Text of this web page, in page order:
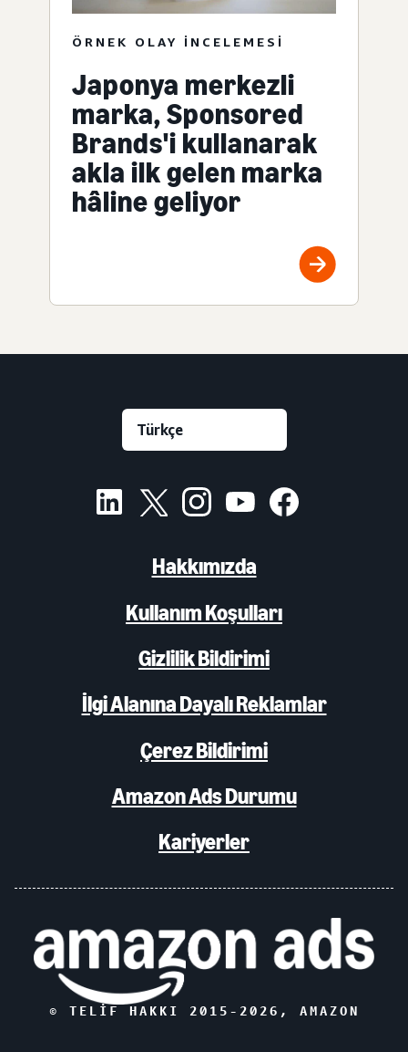
ÖRNEK OLAY INCELEMESI
Japonya merkezli
marka, Sponsored
Brands'i kullanarak
akla ilk gelen marka
hâline geliyor
Hakkımızda
Kullanım Koşulları
Gizlilik Bildirimi
İlgi Alanına Dayalı Reklamlar
Çerez Bildirimi
Amazon Ads Durumu
Kariyerler
© TELIF HAKKI 2015- 2026 , AMAZON